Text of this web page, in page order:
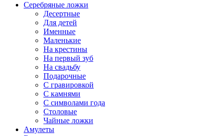
Серебряные ложки
Десертные
Для детей
Именные
Маленькие
На крестины
На первый зуб
На свадьбу
Подарочные
С гравировкой
С камнями
С символами года
Столовые
Чайные ложки
Амулеты